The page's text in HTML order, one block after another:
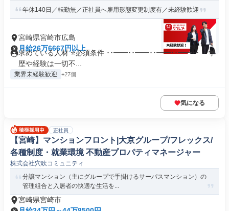
年休140日／転勤無／正社員へ雇用形態変更制度有／未経験歓迎
宮崎県宮崎市広島
月給26万6667円以上
求めている人材 ⭐必須条件 ･･━━･･━━･･━━･･━━･･ ・学
歴や経験は一切不...
業界未経験歓迎 +27個
気になる
正社員
【宮崎】マンションフロント|大京グループ/フレックス/
各種制度・就業環境 不動産プロパティマネージャー
株式会社穴吹コミュニティ
分譲マンション（主にグループで手掛けるサーパスマンション）の
管理組合と入居者の快適な生活を...
宮崎県宮崎市